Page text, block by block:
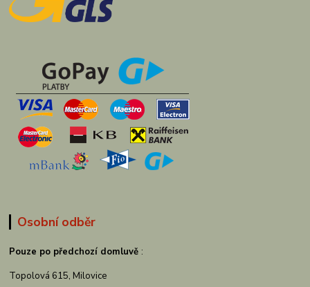
Osobní odběr
Pouze po předchozí domluvě :
Topolová 615, Milovice